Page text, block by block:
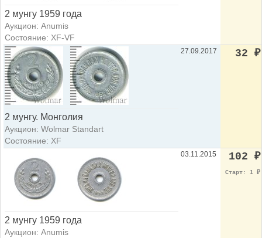
2 мунгу 1959 года
Аукцион: Anumis
Состояние: XF-VF
2 мунгу. Монголия
Аукцион: Wolmar Standart
Состояние: XF
27.09.2017 32 ₽
2 мунгу 1959 года
Аукцион: Anumis
03.11.2015 102 ₽
Старт: 1 ₽